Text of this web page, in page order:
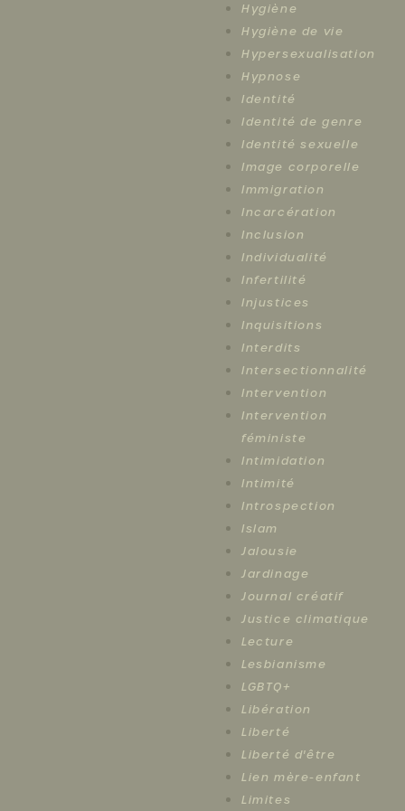
Hygiène
Hygiène de vie
Hypersexualisation
Hypnose
Identité
Identité de genre
Identité sexuelle
Image corporelle
Immigration
Incarcération
Inclusion
Individualité
Infertilité
Injustices
Inquisitions
Interdits
Intersectionnalité
Intervention
Intervention
féministe
Intimidation
Intimité
Introspection
Islam
Jalousie
Jardinage
Journal créatif
Justice climatique
Lecture
Lesbianisme
LGBTQ+
Libération
Liberté
Liberté d'être
Lien mère-enfant
Limites